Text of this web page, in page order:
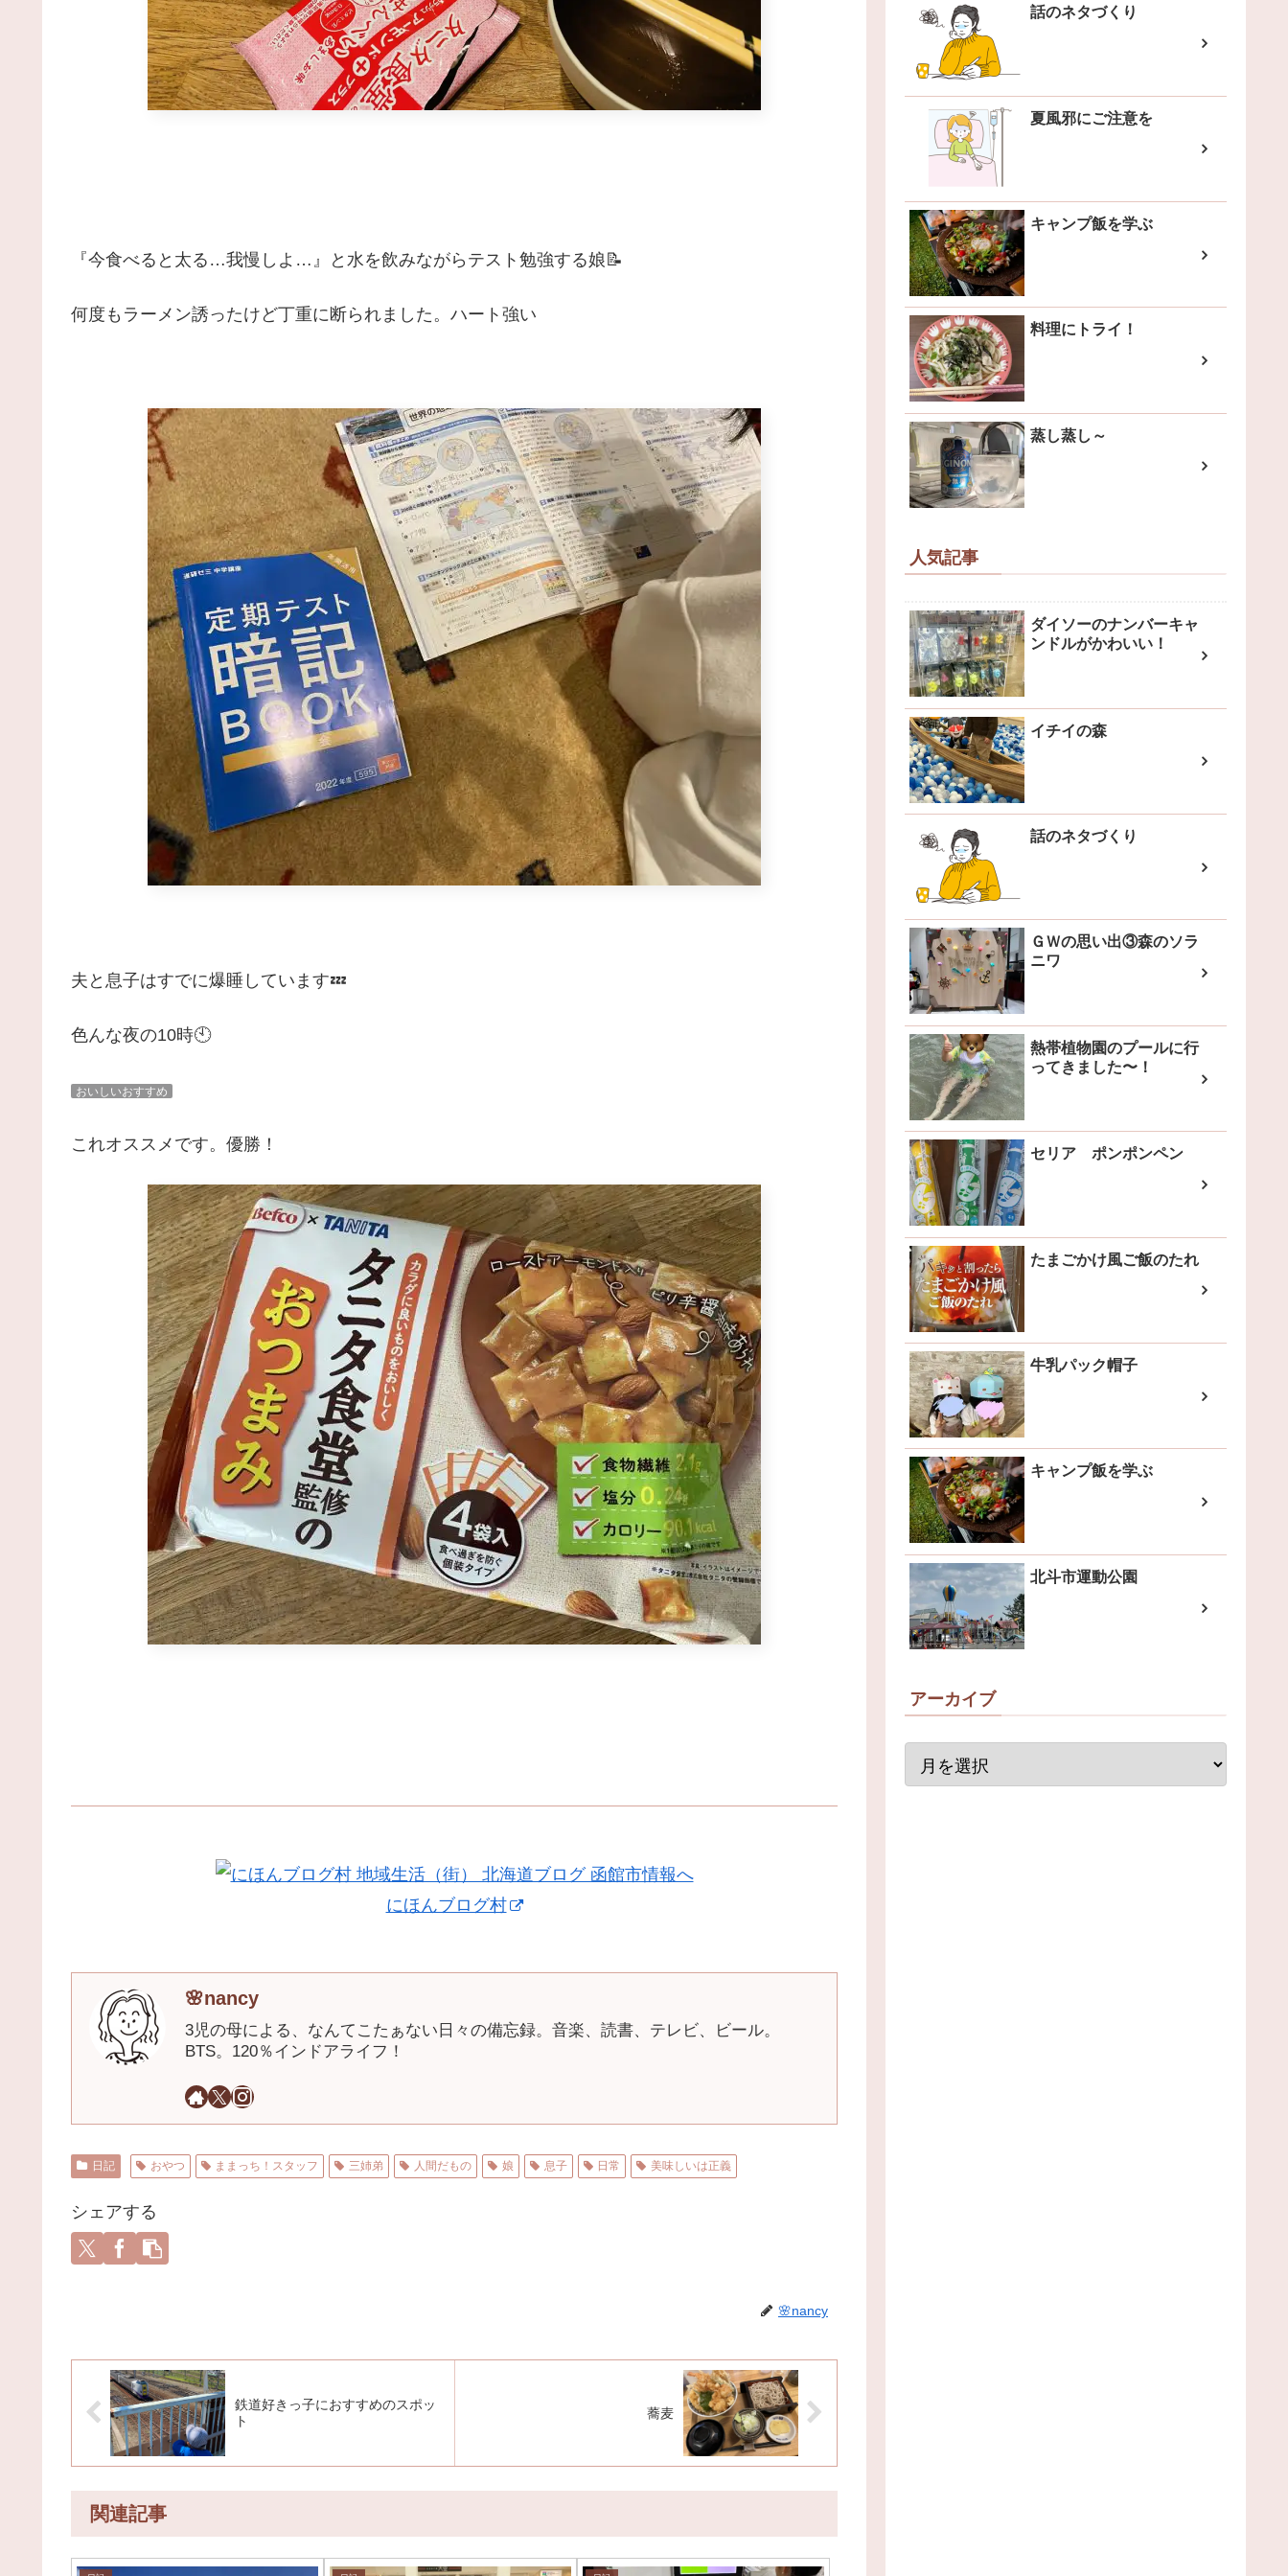
『今食べると太る…我慢しよ…』と水を飲みながらテスト勉強する娘📝
何度もラーメン誘ったけど丁重に断られました。ハート強い
夫と息子はすでに爆睡しています💤
色んな夜の10時🕙
おいしいおすすめ
これオススメです。優勝！
にほんブログ村
🌸nancy
3児の母による、なんてこたぁない日々の備忘録。音楽、読書、テレビ、ビール。
BTS。120％インドアライフ！
日記 おやつ ままっち！スタッフ 三姉弟 人間だもの 娘 息子 日常 美味しいは正義
シェアする
🌸nancy
鉄道好きっ子におすすめのスポッ
ト
蕎麦
関連記事
話のネタづくり
夏風邪にご注意を
キャンプ飯を学ぶ
料理にトライ！
蒸し蒸し～
人気記事
ダイソーのナンバーキャ
ンドルがかわいい！
イチイの森
話のネタづくり
ＧＷの思い出③森のソラ
ニワ
熱帯植物園のプールに行
ってきました〜！
セリア ポンポンペン
たまごかけ風ご飯のたれ
牛乳パック帽子
キャンプ飯を学ぶ
北斗市運動公園
アーカイブ